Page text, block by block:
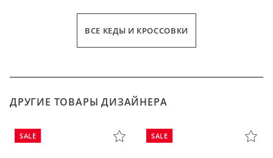
ВСЕ КЕДЫ И КРОССОВКИ
ДРУГИЕ ТОВАРЫ ДИЗАЙНЕРА
SALE SALE